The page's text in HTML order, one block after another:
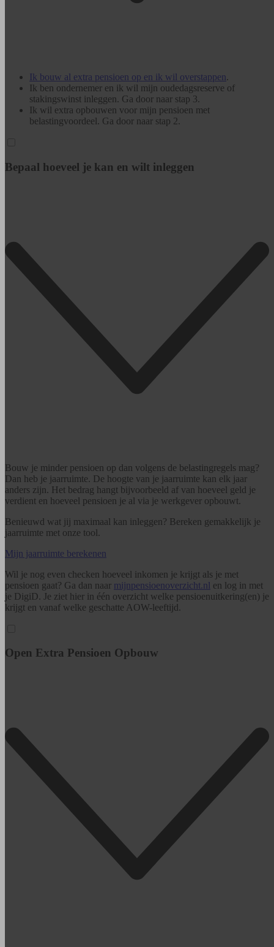
Ik bouw al extra pensioen op en ik wil overstappen.
Ik ben ondernemer en ik wil mijn oudedagsreserve of
stakingswinst inleggen. Ga door naar stap 3.
Ik wil extra opbouwen voor mijn pensioen met
belastingvoordeel. Ga door naar stap 2.
Bepaal hoeveel je kan en wilt inleggen
Bouw je minder pensioen op dan volgens de belastingregels mag?
Dan heb je jaarruimte. De hoogte van je jaarruimte kan elk jaar
anders zijn. Het bedrag hangt bijvoorbeeld af van hoeveel geld je
verdient en hoeveel pensioen je al via je werkgever opbouwt.
Benieuwd wat jij maximaal kan inleggen? Bereken gemakkelijk je
jaarruimte met onze tool.
Mijn jaarruimte berekenen
Wil je nog even checken hoeveel inkomen je krijgt als je met
pensioen gaat? Ga dan naar mijnpensioenoverzicht.nl en log in met
je DigiD. Je ziet hier in één overzicht welke pensioenuitkering(en) je
krijgt en vanaf welke geschatte AOW-leeftijd.
Open Extra Pensioen Opbouw